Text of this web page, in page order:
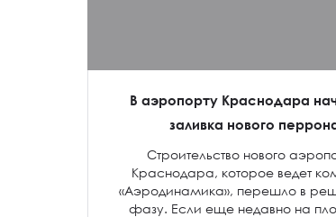
В аэропорту Краснодара
заливка нового
Строительство нового
Краснодара, которое ведет
«Аэродинамика», перешло в
фазу. Если еще недавно на